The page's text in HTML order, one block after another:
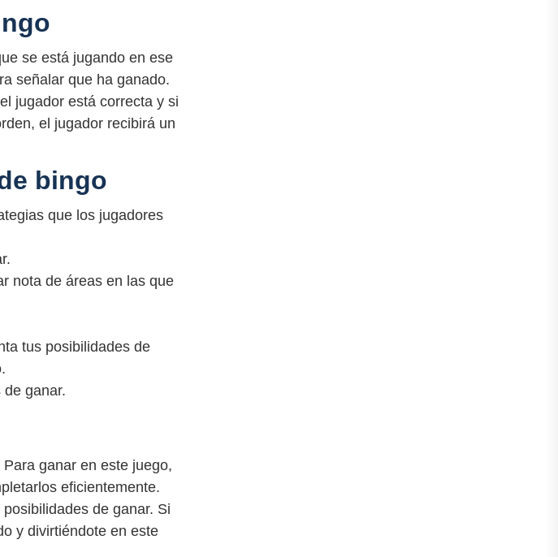
se está jugando en ese
señalar que ha ganado.
jugador está correcta y si
el jugador recibirá un
bingo
que los jugadores
nota de áreas en las que
tus posibilidades de
ganar.
ganar en este juego,
eficientemente.
de ganar. Si
y divirtiéndote en este